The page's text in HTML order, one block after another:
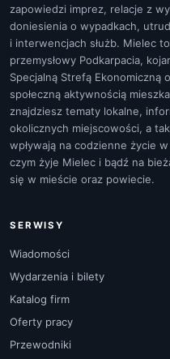
zapowiedzi imprez, relacje z
doniesienia o wypadkach,
i interwencjach służb. Mielec
przemysłowy Podkarpacia,
Specjalną Strefą Ekonomiczną
społeczną aktywnością
znajdziesz tematy lokalne,
okolicznych miejscowości, a
wpływają na codzienne życie
czym żyje Mielec i bądź na
się w mieście oraz powiecie.
SERWISY
Wiadomości
Wydarzenia i bilety
Katalog firm
Oferty pracy
Przewodniki